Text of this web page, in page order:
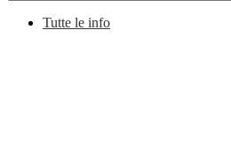
Tutte le info